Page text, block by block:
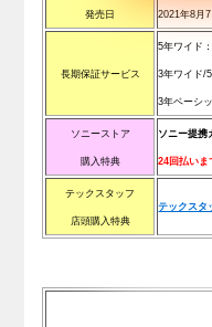
発売日 2021年8月7
長期保証サービス
5年ワイド
3年ワイド/
3年ベーシ
ソニーストア
購入特典
ソニー提携
24回払いま
テックスタッフ
店頭購入特典
テックスタ